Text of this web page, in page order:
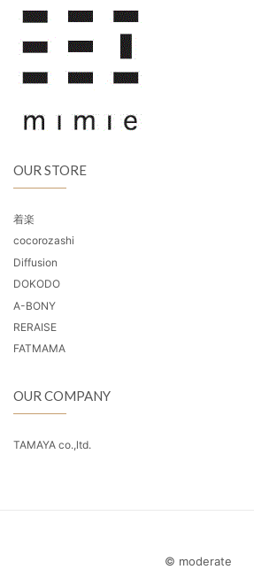
OUR STORE
着楽
cocorozashi
Diffusion
DOKODO
A-BONY
RERAISE
FATMAMA
OUR COMPANY
TAMAYA co.,ltd.
© moderate